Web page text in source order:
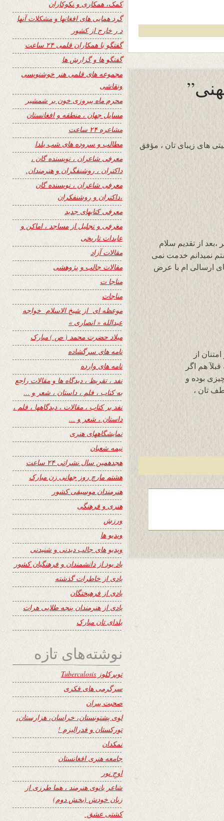
های زیبای تان ، مؤفق
از تقدیم سلام
نمیدانم خدمت نمی
ارسالی ام با عرض
از
هم اگر
بوده و
تان ،
کمک، همکاری و نکوکاران
گرد همایی های افغانها و مشکلات آنها
د ر خارج از کشور
گفتگو با همکاران قلمی ۲۴ ساعت
گفتگو ها و گزارش ها
مجموعه های قلمی هنر خوشنویسی
ونقاشی
محرم ماه پیروزی خون بر شمشیر
مسایل جهان ، منطقه و افغانستان
مشاعره ۲۴ ساعت
مطالب و سروده های شب یلدا
معرفی شاعران ، نویسنده گان ،
داکتران ، روشنفگران و هنرمندان.
معرفی شاعران ، نویسنده گان
،داکتران و روشنفکران
معرفی کتابهای جدید
معرفی و تجلیل از مساجد ، اماکن و
عابدات تاریخی
مقالات آزاد
مقالات جالب و پژوهشی
مناجا ت
مناجات
موعظه ای از شیخ الاسلام خواجه
عبدالله « انصاری »
میلاد حضرت محمد ( ص ) مبارک
نامه های سرگشاده
نامه های وارده
نفد ، تقریظ ، دیدگاه ها و مقالات راجع
به کتاب ، فلم ، داستان ، شعر و …
نفد بر کتاب ، مقالات ، دیدگاهها ، فلم ،
داستان ، شعر و …
نمایشگاههای هنری
نیمه شعبان
هجدهمین سال نشراتی ۲۴ ساعت
هشتم مارچ روز جهانی زن مبارک
هنرمندان موسیقی کشور
هنری و فرهنگی
ورزش
ویدیو ها
ویدیو های جالب دیدنی و شنیدنی
یاد بود از دانشمندان و فرهنگیان کشور
یادی از خاطرات گذشته
یادی از فرهیختگان
یادی از هنرمندان پنجه طلایی هرات
یلدای تان مبارک
نوشته‌های تازه
توبرکلوز Tuberculosis
سرگرمی های فکری
صحبت پیران
لوی پشتونستان، خراسان، هزارستان،
تورکستان و فدرالیزم !
نمکدان
جامعه هنری افغانستان
اوجِ نور
شاعر بانوی هنرمند ، هما طرزی از
زبان خودش (بخش دوم)
کشتی عشق